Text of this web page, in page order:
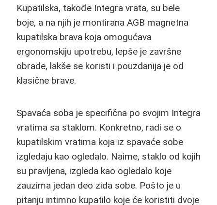
Kupatilska, takođe Integra vrata, su bele
boje, a na njih je montirana AGB magnetna
kupatilska brava koja omogućava
ergonomskiju upotrebu, lepše je završne
obrade, lakše se koristi i pouzdanija je od
klasične brave.
Spavaća soba je specifična po svojim Integra
vratima sa staklom. Konkretno, radi se o
kupatilskim vratima koja iz spavaće sobe
izgledaju kao ogledalo. Naime, staklo od kojih
su pravljena, izgleda kao ogledalo koje
zauzima jedan deo zida sobe. Pošto je u
pitanju intimno kupatilo koje će koristiti dvoje